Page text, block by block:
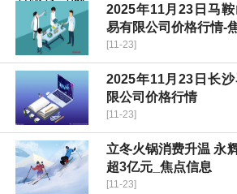
2025年11月23日马
易有限公司价格行情-
[11-23]
2025年11月23日长
限公司价格行情
[11-23]
立冬火锅消费升温 永
超3亿元_焦点信息
[11-23]